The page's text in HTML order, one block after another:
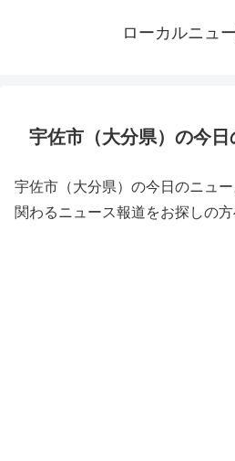
ローカルニュ
宇佐市（大分県）の今
宇佐市（大分県）の今日のニュ
関わるニュース報道をお探しの方